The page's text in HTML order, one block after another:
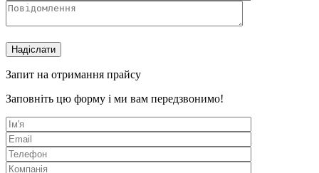
Запит на отримання прайсу
Заповніть цю форму і ми вам передзвонимо!